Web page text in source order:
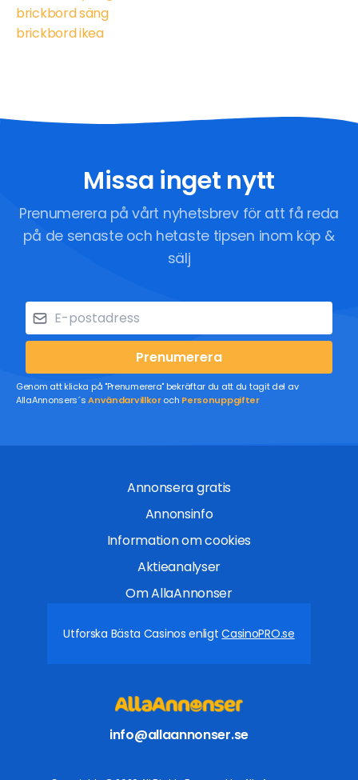
brickbord säng
brickbord ikea
Missa inget nytt
Prenumerera på vårt nyhetsbrev för att få reda
på de senaste och hetaste tipsen inom köp &
sälj
Prenumerera
Genom att klicka på "Prenumerera" bekräftar du att du tagit del av
AllaAnnonsers´sAnvändarvillkoroch Personuppgifter
Annonsera gratis
Annonsinfo
Information om cookies
Aktieanalyser
Om AllaAnnonser
Utforska Bästa Casinos enligtCasinoPRO.se
info@allaannonser.se